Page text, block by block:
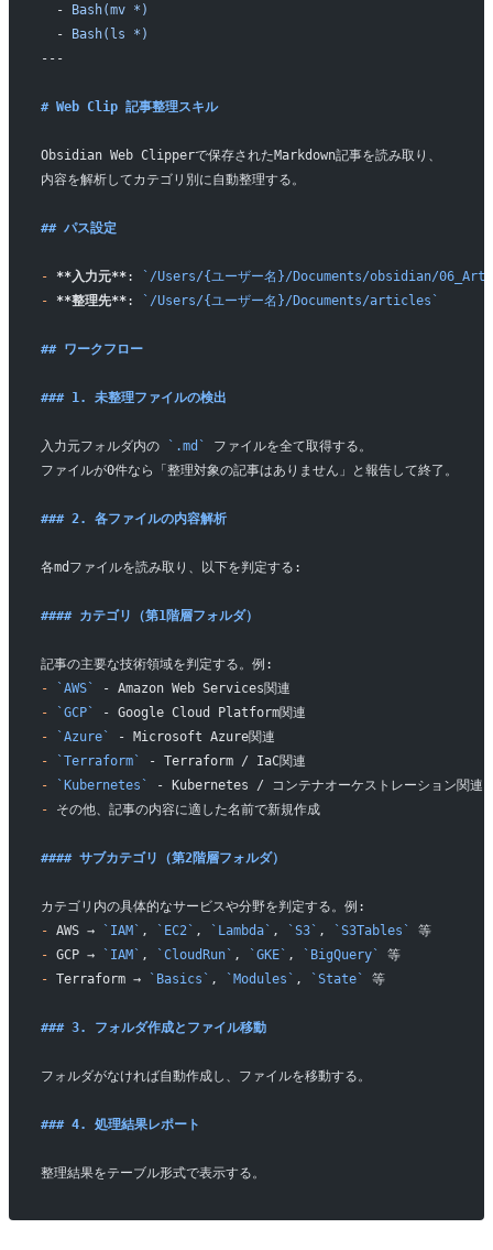
  -
Bash(mv *)
  -
Bash(ls *)
---
# Web Clip 記事整理スキル
Obsidian Web Clipperで保存されたMarkdown記事を読み取り、
内容を解析してカテゴリ別に自動整理する。
## パス設定
- **入力元**:
`/Users/{ユーザー名}/Documents/obsidian/
- **整理先**: `/Users/{ユーザー名}/Documents/articles`
## ワークフロー
### 1. 未整理ファイルの検出
入力元フォルダ内の `.md`
ファイルを全て取得する。
ファイルが0件なら「整理対象の記事はありません」と報告して終了。
### 2. 各ファイルの内容解析
各mdファイルを読み取り、以下を判定する:
#### カテゴリ（第1階層フォルダ）
記事の主要な技術領域を判定する。例:
- `AWS`
- Amazon Web Services関連
- `GCP`
- Google Cloud Platform関連
- `Azure`
- Microsoft Azure関連
- `Terraform`
- Terraform / IaC関連
- `Kubernetes`
- Kubernetes / コンテナオーケストレーション関連
- その他、記事の内容に適した名前で新規作成
#### サブカテゴリ（第2階層フォルダ）
カテゴリ内の具体的なサービスや分野を判定する。例:
- AWS → `IAM` , `EC2` , `Lambda` , `S3` , `S3Tables`
等
- GCP → `IAM` , `CloudRun` , `GKE` , `BigQuery`
等
- Terraform → `Basics` , `Modules` , `State` 等
### 3. フォルダ作成とファイル移動
フォルダがなければ自動作成し、ファイルを移動する。
### 4. 処理結果レポート
整理結果をテーブル形式で表示する。